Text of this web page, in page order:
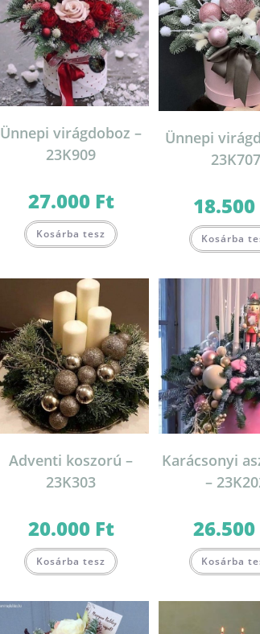
Ünnepi virágdoboz –
23K909
27.000 Ft
Kosárba tesz
Ünnepi
23K707
18.500
Kosárba
Adventi koszorú –
23K303
20.000 Ft
Kosárba tesz
Karácsonyi
–
26.500
Kosárba